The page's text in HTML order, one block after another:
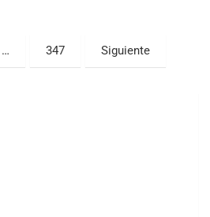
… 347 Siguiente